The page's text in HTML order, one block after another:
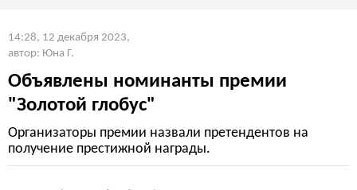
14:28, 12 декабря 2023,
автор: Юна Г.
Объявлены номинанты премии
"Золотой глобус"
Организаторы премии назвали претендентов на
получение престижной награды.